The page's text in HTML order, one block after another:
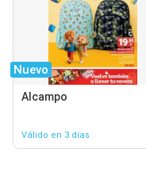
Nuevo
Alcampo
Válido en 3 días